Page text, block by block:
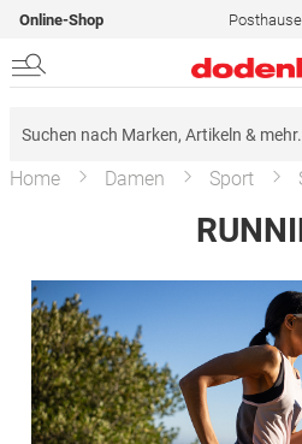
Online-Shop
Home Damen Sport